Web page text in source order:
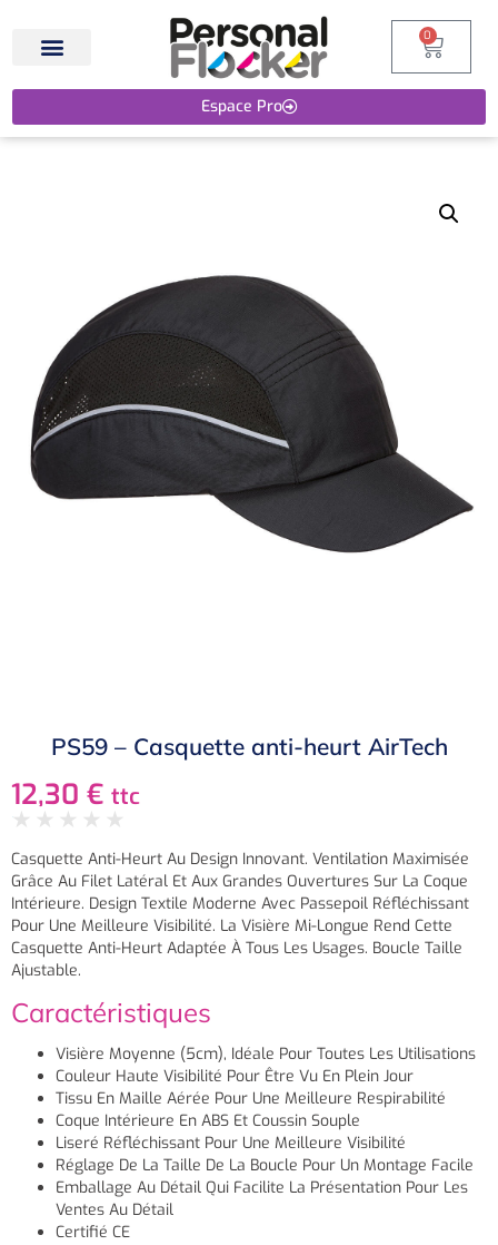
Espace Pro
0
PS59 – Casquette anti-heurt AirTech
12,30 € ttc
★ ★ ★ ★ ★
Casquette Anti-Heurt Au Design Innovant. Ventilation Maximisée
Grâce Au Filet Latéral Et Aux Grandes Ouvertures Sur La Coque
Intérieure. Design Textile Moderne Avec Passepoil Réfléchissant
Pour Une Meilleure Visibilité. La Visière Mi-Longue Rend Cette
Casquette Anti-Heurt Adaptée À Tous Les Usages. Boucle Taille
Ajustable.
Caractéristiques
Visière Moyenne (5cm), Idéale Pour Toutes Les Utilisations
Couleur Haute Visibilité Pour Être Vu En Plein Jour
Tissu En Maille Aérée Pour Une Meilleure Respirabilité
Coque Intérieure En ABS Et Coussin Souple
Liseré Réfléchissant Pour Une Meilleure Visibilité
Réglage De La Taille De La Boucle Pour Un Montage Facile
Emballage Au Détail Qui Facilite La Présentation Pour Les
Ventes Au Détail
Certifié CE